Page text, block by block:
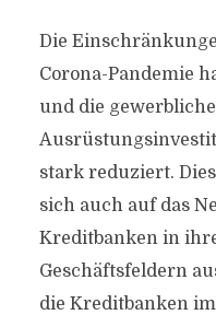
Die
Corona-Pandemie
und die
stark reduziert.
sich auch auf das
Kreditbanken in
Geschäftsfeldern
die Kreditbanken